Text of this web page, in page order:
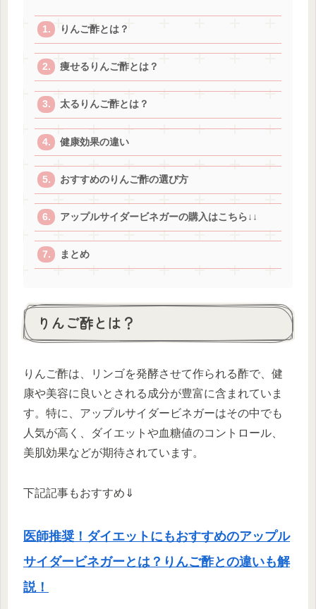
りんご酢とは？
痩せるりんご酢とは？
太るりんご酢とは？
健康効果の違い
おすすめのりんご酢の選び方
アップルサイダービネガーの購入はこちら↓↓
まとめ
りんご酢とは？
りんご酢は、リンゴを発酵させて作られる酢で、健
康や美容に良いとされる成分が豊富に含まれていま
す。特に、アップルサイダービネガーはその中でも
人気が高く、ダイエットや血糖値のコントロール、
美肌効果などが期待されています。
下記記事もおすすめ⇓
医師推奨！ダイエットにもおすすめのアップル
サイダービネガーとは？りんご酢との違いも解
説！